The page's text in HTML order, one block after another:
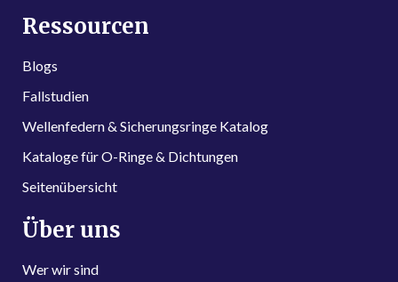
Ressourcen
Blogs
Fallstudien
Wellenfedern & Sicherungsringe Katalog
Kataloge für O-Ringe & Dichtungen
Seitenübersicht
Über uns
Wer wir sind